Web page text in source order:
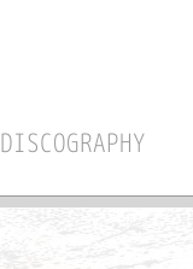
DISCOGRAPHY